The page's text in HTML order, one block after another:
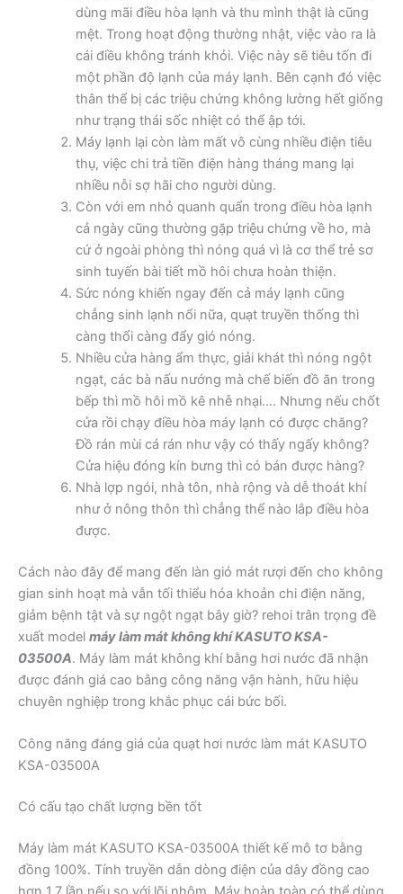
dùng mãi điều hòa lạnh và thu mình thật là cũng
mệt. Trong hoạt động thường nhật, việc vào ra là
cái điều không tránh khỏi. Việc này sẽ tiêu tốn đi
một phần độ lạnh của máy lạnh. Bên cạnh đó việc
thân thể bị các triệu chứng không lường hết giống
như trạng thái sốc nhiệt có thể ập tới.
Máy lạnh lại còn làm mất vô cùng nhiều điện tiêu
thụ, việc chi trả tiền điện hàng tháng mang lại
nhiều nỗi sợ hãi cho người dùng.
Còn với em nhỏ quanh quẩn trong điều hòa lạnh
cả ngày cũng thường gặp triệu chứng về ho, mà
cứ ở ngoài phòng thì nóng quá vì là cơ thể trẻ sơ
sinh tuyến bài tiết mồ hôi chưa hoàn thiện.
Sức nóng khiến ngay đến cả máy lạnh cũng
chẳng sinh lạnh nổi nữa, quạt truyền thống thì
càng thổi càng đẩy gió nóng.
Nhiều cửa hàng ẩm thực, giải khát thì nóng ngột
ngạt, các bà nấu nướng mà chế biến đồ ăn trong
bếp thì mồ hôi mồ kê nhễ nhại…. Nhưng nếu chốt
cửa rồi chạy điều hòa máy lạnh có được chăng?
Đồ rán mùi cá rán như vậy có thấy ngấy không?
Cửa hiệu đóng kín bưng thì có bán được hàng?
Nhà lợp ngói, nhà tôn, nhà rộng và dễ thoát khí
như ở nông thôn thì chẳng thể nào lắp điều hòa
được.
Cách nào đây để mang đến làn gió mát rượi đến cho không
gian sinh hoạt mà vẫn tối thiểu hóa khoản chi điện năng,
giảm bệnh tật và sự ngột ngạt bây giờ? rehoi trân trọng đề
xuất model máy làm mát không khí KASUTO KSA-
03500A. Máy làm mát không khí bằng hơi nước đã nhận
được đánh giá cao bằng công năng vận hành, hữu hiệu
chuyên nghiệp trong khắc phục cái bức bối.
Công năng đáng giá của quạt hơi nước làm mát KASUTO
KSA-03500A
Có cấu tạo chất lượng bền tốt
Máy làm mát KASUTO KSA-03500A thiết kế mô tơ bằng
đồng 100%. Tính truyền dẫn dòng điện của dây đồng cao